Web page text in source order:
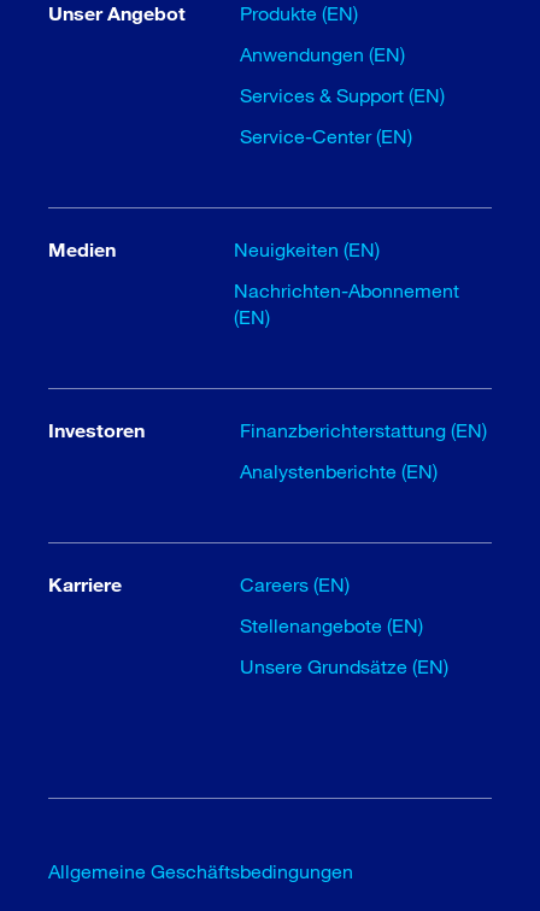
Unser Angebot
Produkte (EN)
Anwendungen (EN)
Services & Support (EN)
Service-Center (EN)
Medien
Neuigkeiten (EN)
Nachrichten-Abonnement
(EN)
Investoren
Finanzberichterstattung (EN)
Analystenberichte (EN)
Karriere
Careers (EN)
Stellenangebote (EN)
Unsere Grundsätze (EN)
Allgemeine Geschäftsbedingungen